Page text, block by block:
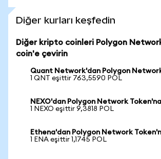
Diğer kurları keşfedin
Diğer kripto coinleri Polygon
coin'e çevirin
Quant Network'dan Polygon
1 QNT eşittir 763,5590 POL
NEXO'dan Polygon Network Token'na
1 NEXO eşittir 9,3818 POL
Ethena'dan Polygon Network
1 ENA eşittir 1,1745 POL